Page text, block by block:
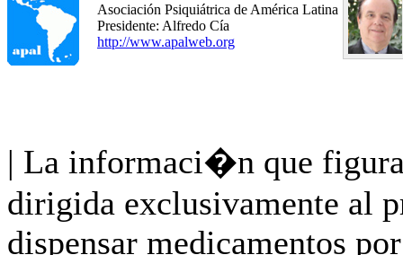
Asociación Psiquiátrica de América Latina
Presidente: Alfredo Cía
http://www.apalweb.org
| La informaci�n que
dirigida exclusivamente al
dispensar medicamentos